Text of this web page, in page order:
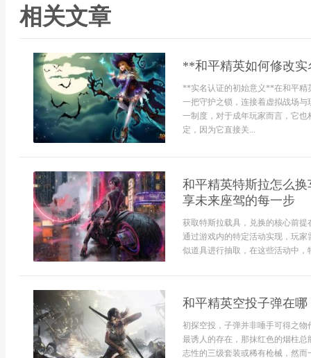
相关文章
**和平精英如何修改
**实名认证的初始意义**在和平精
一把守护之锁，连接着虚拟战场
一制度，对于成年玩家而言，它
定，因为它直接关...
和平精英特斯拉怎么
享未来座驾的每一步
获取特斯拉载具，兑换的核心前
通过游戏内的特定活动实现，玩
似道具进行抽取，在这些活动中，
和平精英空投子弹在
初探空投，子弹并非唾手可得之
最诱人的存在，那抹红色的烟柱
志性的三级套装或稀有枪械，然